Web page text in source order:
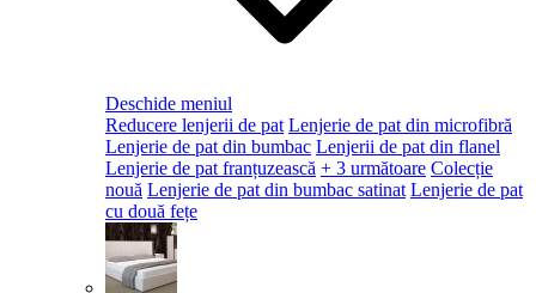
Deschide meniul
Reducere lenjerii de pat Lenjerie de pat din microfibră
Lenjerie de pat din bumbac Lenjerii de pat din flanel
Lenjerie de pat franțuzească + 3 următoare Colecție
nouă Lenjerie de pat din bumbac satinat Lenjerie de pat
cu două fețe